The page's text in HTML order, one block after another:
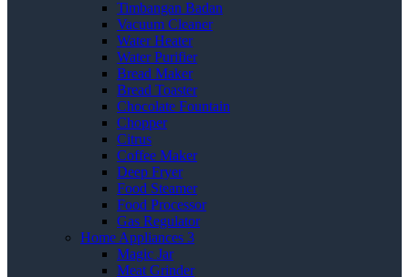
Timbangan Badan
Vacuum Cleaner
Water Heater
Water Purifier
Bread Maker
Bread Toaster
Chocolate Fountain
Chopper
Citrus
Coffee Maker
Deep Fryer
Food Steamer
Food Processor
Gas Regulator
Home Appliances 3
Magic Jar
Meat Grinder